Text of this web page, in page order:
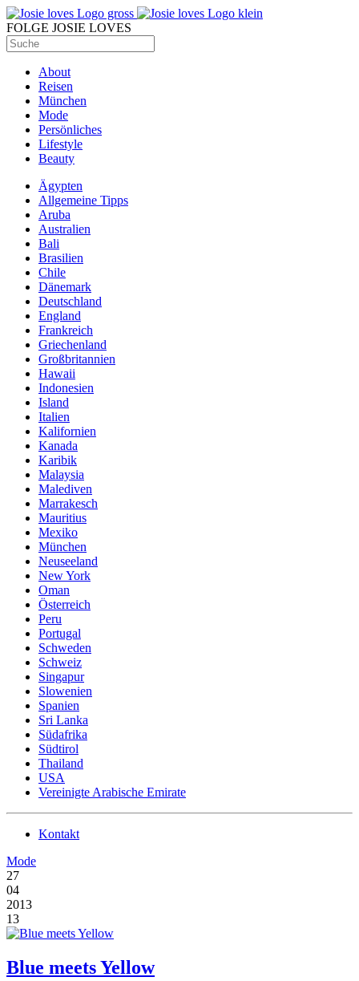
FOLGE JOSIE LOVES
About
Reisen
München
Mode
Persönliches
Lifestyle
Beauty
Ägypten
Allgemeine Tipps
Aruba
Australien
Bali
Brasilien
Chile
Dänemark
Deutschland
England
Frankreich
Griechenland
Großbritannien
Hawaii
Indonesien
Island
Italien
Kalifornien
Kanada
Karibik
Malaysia
Malediven
Marrakesch
Mauritius
Mexiko
München
Neuseeland
New York
Oman
Österreich
Peru
Portugal
Schweden
Schweiz
Singapur
Slowenien
Spanien
Sri Lanka
Südafrika
Südtirol
Thailand
USA
Vereinigte Arabische Emirate
Kontakt
Mode
27
04
2013
13
Blue meets Yellow